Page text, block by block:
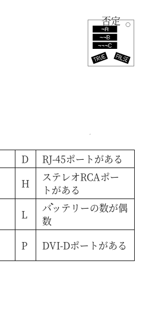
否定
D
RJ-45ポートがある
H
ステレオRCAポー
トがある
L
バッテリーの数が偶
数
P DVI-Dポートがある